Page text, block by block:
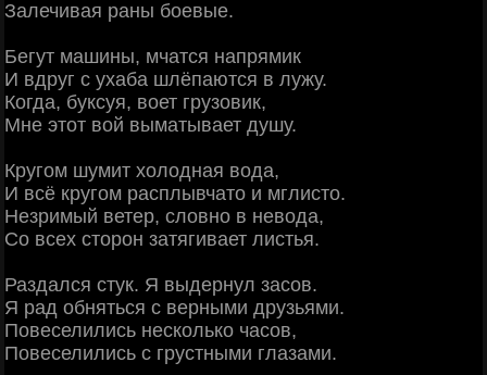
Залечивая раны боевые.
Бегут машины, мчатся напрямик
И вдруг с ухаба шлёпаются в лужу.
Когда, буксуя, воет грузовик,
Мне этот вой выматывает душу.
Кругом шумит холодная вода,
И всё кругом расплывчато и мглисто.
Незримый ветер, словно в невода,
Со всех сторон затягивает листья.
Раздался стук. Я выдернул засов.
Я рад обняться с верными друзьями.
Повеселились несколько часов,
Повеселились с грустными глазами.